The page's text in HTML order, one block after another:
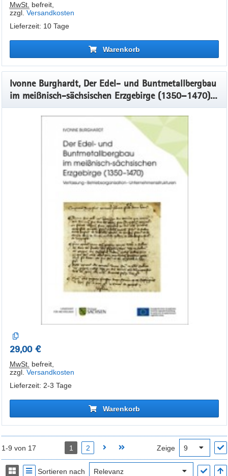
MwSt. befreit,
zzgl. Versandkosten
Lieferzeit: 10 Tage
Warenkorb
Ivonne Burghardt, Der Edel- und Buntmetallbergbau
im meißnisch-sächsischen Erzgebirge (1350–1470).
Verfassung – Betriebsorganisation –
Unternehmensstrukturen. ArchaeoMontan Band 1
29,00 €
MwSt. befreit,
zzgl. Versandkosten
Lieferzeit: 2-3 Tage
Warenkorb
1-9 von 17 1 2 Zeige
Sortieren nach